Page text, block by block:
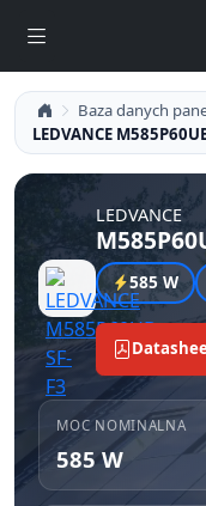
Baza danych
LEDVANCE
LEDVANCE
585 W
MOC NOMINALNA
585 W